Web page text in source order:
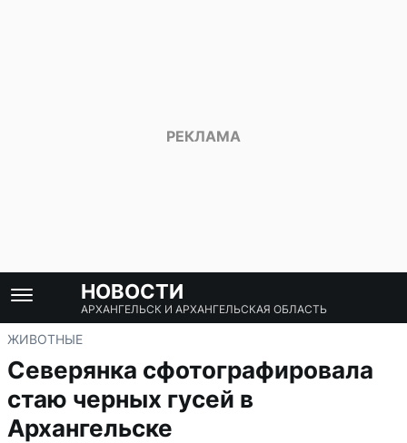
НОВОСТИ
АРХАНГЕЛЬСК И АРХАНГЕЛЬСКАЯ ОБЛАСТЬ
ЖИВОТНЫЕ
Северянка сфотографировала
стаю черных гусей в
Архангельске